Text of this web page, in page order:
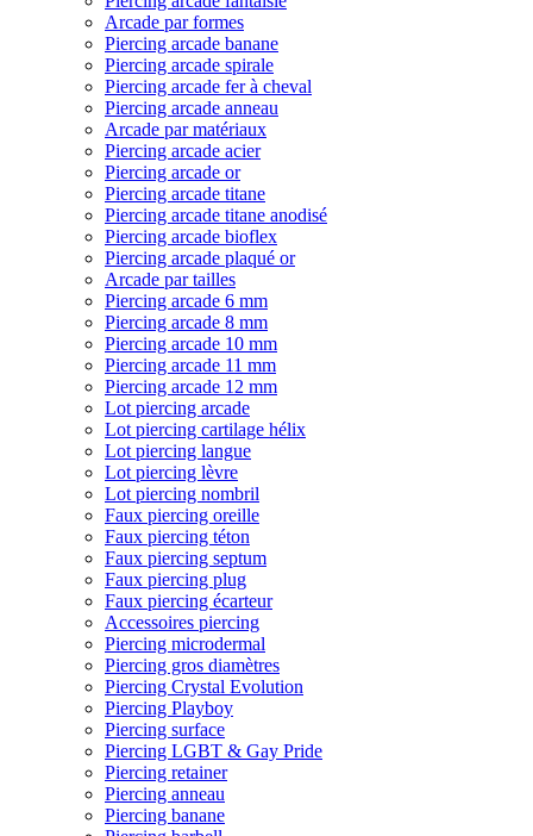
Arcade par formes
Piercing arcade banane
Piercing arcade spirale
Piercing arcade fer à cheval
Piercing arcade anneau
Arcade par matériaux
Piercing arcade acier
Piercing arcade or
Piercing arcade titane
Piercing arcade titane anodisé
Piercing arcade bioflex
Piercing arcade plaqué or
Arcade par tailles
Piercing arcade 6 mm
Piercing arcade 8 mm
Piercing arcade 10 mm
Piercing arcade 11 mm
Piercing arcade 12 mm
Lot piercing arcade
Lot piercing cartilage hélix
Lot piercing langue
Lot piercing lèvre
Lot piercing nombril
Faux piercing oreille
Faux piercing téton
Faux piercing septum
Faux piercing plug
Faux piercing écarteur
Accessoires piercing
Piercing microdermal
Piercing gros diamètres
Piercing Crystal Evolution
Piercing Playboy
Piercing surface
Piercing LGBT & Gay Pride
Piercing retainer
Piercing anneau
Piercing banane